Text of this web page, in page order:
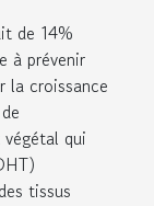
de 14%
à prévenir
la croissance
qui
tissus